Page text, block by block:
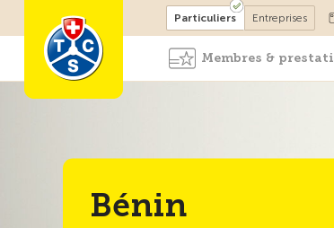
Devenir membre
Particuliers Entreprises
Membres &
Bénin